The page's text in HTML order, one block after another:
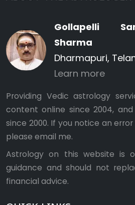
Gollapelli
Sharma
Dharmapuri,
Learn more
Providing Vedic astrology
content online since 2004,
since 2000. If you notice an
please email me.
Astrology on this website is
guidance and should not
financial advice.